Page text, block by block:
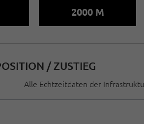
2000 M
/ ZUSTIEG
Alle Echtzeitdaten der